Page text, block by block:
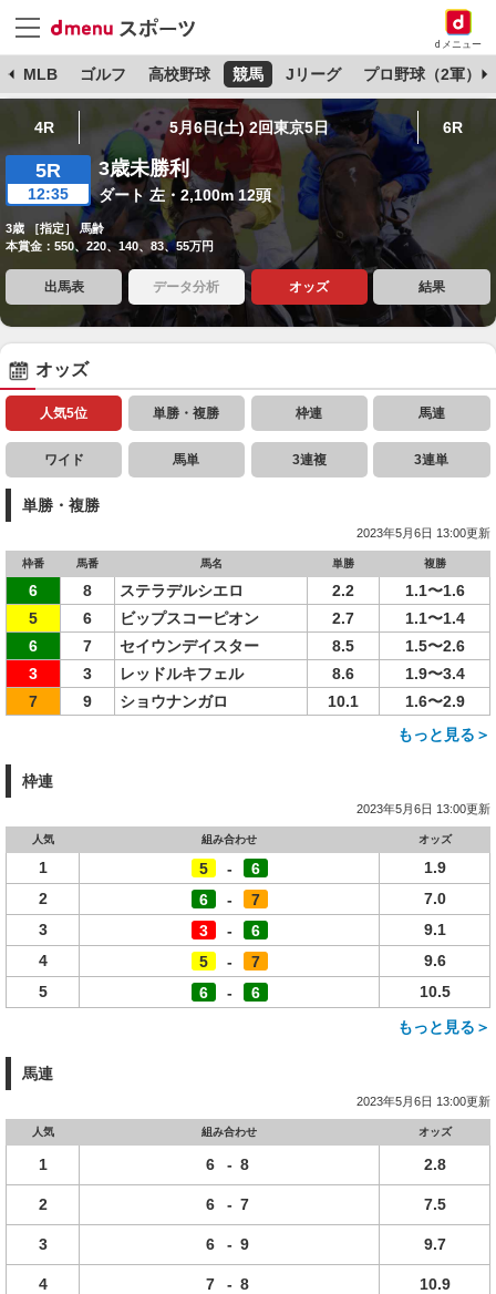
dメニュー
MLB ゴルフ 高校野球 競馬 Jリーグ プロ野球（2軍）
4R 5月6日(土) 2回東京5日 6R
5R
12:35
3歳未勝利
ダート 左・2,100m 12頭
3歳 ［指定］ 馬齢
本賞金：550、220、140、83、55万円
出馬表 データ分析 オッズ 結果
オッズ
人気5位 単勝・複勝 枠連 馬連
ワイド 馬単 3連複 3連単
単勝・複勝
2023年5月6日 13:00更新
枠番 馬番 馬名 単勝 複勝
6 8 ステラデルシエロ 2.2
1.1〜1.6
5
6 ビップスコーピオン 2.7
1.1〜1.4
6
7 セイウンデイスター 8.5
1.5〜2.6
3
3 レッドルキフェル 8.6
1.9〜3.4
7
9 ショウナンガロ 10.1
1.6〜2.9
もっと見る＞
枠連
2023年5月6日 13:00更新
人気 組み合わせ オッズ
1 5 - 6
1.9
2
6 - 7
7.0
3
3 - 6
9.1
4
5 - 7
9.6
5
6 - 6
10.5
もっと見る＞
馬連
2023年5月6日 13:00更新
人気 組み合わせ オッズ
1 6 - 8 2.8
2 6 - 7 7.5
3 6 - 9 9.7
4 7 - 8 10.9